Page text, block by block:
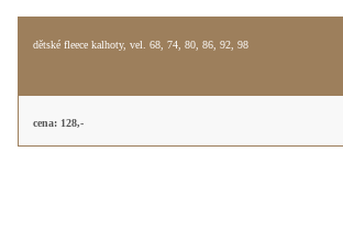
dětské fleece kalhoty, vel. 68, 74, 80, 86, 92, 98
cena: 128,-